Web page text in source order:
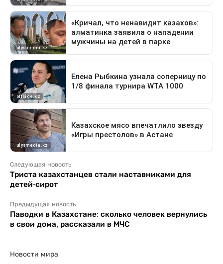
Следующая новость
Триста казахстанцев стали наставниками для
детей-сирот
Предыдущая новость
Паводки в Казахстане: сколько человек вернулись
в свои дома, рассказали в МЧС
Новости мира